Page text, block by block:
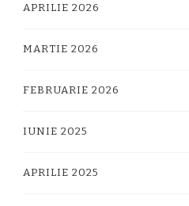
APRILIE 2026
MARTIE 2026
FEBRUARIE 2026
IUNIE 2025
APRILIE 2025